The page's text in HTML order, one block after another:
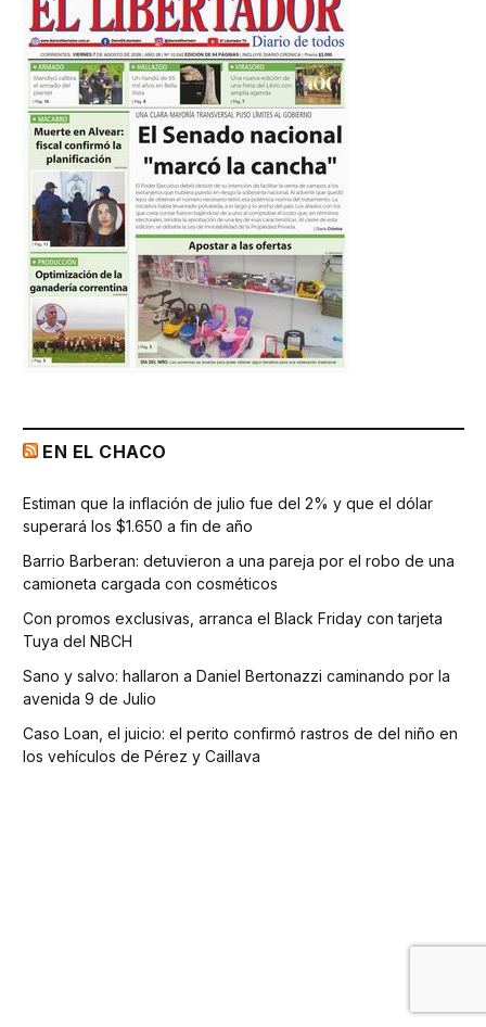
EN EL CHACO
Estiman que la inflación de julio fue del 2% y que el dólar
superará los $1.650 a fin de año
Barrio Barberan: detuvieron a una pareja por el robo de una
camioneta cargada con cosméticos
Con promos exclusivas, arranca el Black Friday con tarjeta
Tuya del NBCH
Sano y salvo: hallaron a Daniel Bertonazzi caminando por la
avenida 9 de Julio
Caso Loan, el juicio: el perito confirmó rastros de del niño en
los vehículos de Pérez y Caillava